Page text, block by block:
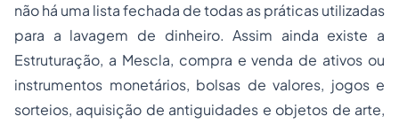
não há uma lista fechada de todas as práticas utilizadas
para a lavagem de dinheiro. Assim ainda existe a
Estruturação, a Mescla, compra e venda de ativos ou
instrumentos monetários, bolsas de valores, jogos e
sorteios, aquisição de antiguidades e objetos de arte,